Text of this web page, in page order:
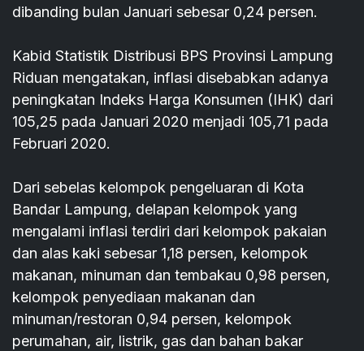
dibanding bulan Januari sebesar 0,24 persen.
Kabid Statistik Distribusi BPS Provinsi Lampung
Riduan mengatakan, inflasi disebabkan adanya
peningkatan Indeks Harga Konsumen (IHK) dari
105,25 pada Januari 2020 menjadi 105,71 pada
Februari 2020.
Dari sebelas kelompok pengeluaran di Kota
Bandar Lampung, delapan kelompok yang
mengalami inflasi terdiri dari kelompok pakaian
dan alas kaki sebesar 1,18 persen, kelompok
makanan, minuman dan tembakau 0,98 persen,
kelompok penyediaan makanan dan
minuman/restoran 0,94 persen, kelompok
perumahan, air, listrik, gas dan bahan bakar